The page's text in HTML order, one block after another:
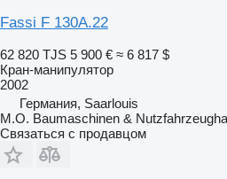
Fassi F 130A.22
62 820 TJS 5 900 € ≈ 6 817 $
Кран-манипулятор
2002
Германия, Saarlouis
M.O. Baumaschinen &
Связаться с продавцом